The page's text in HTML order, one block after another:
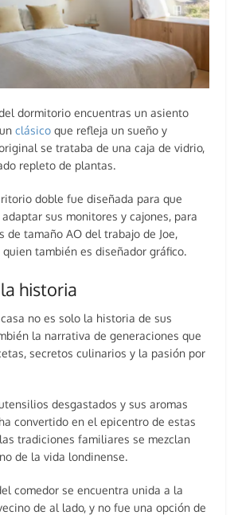
dormitorio encuentras un asiento
clásico que refleja un sueño y
se trataba de una caja de vidrio,
repleto de plantas.
doble fue diseñada para que
sus monitores y cajones, para
de tamaño AO del trabajo de Joe,
también es diseñador gráfico.
historia
no es solo la historia de sus
la narrativa de generaciones que
secretos culinarios y la pasión por
desgastados y sus aromas
convertido en el epicentro de estas
tradiciones familiares se mezclan
de la vida londinense.
comedor se encuentra unida a la
de al lado, y no fue una opción de